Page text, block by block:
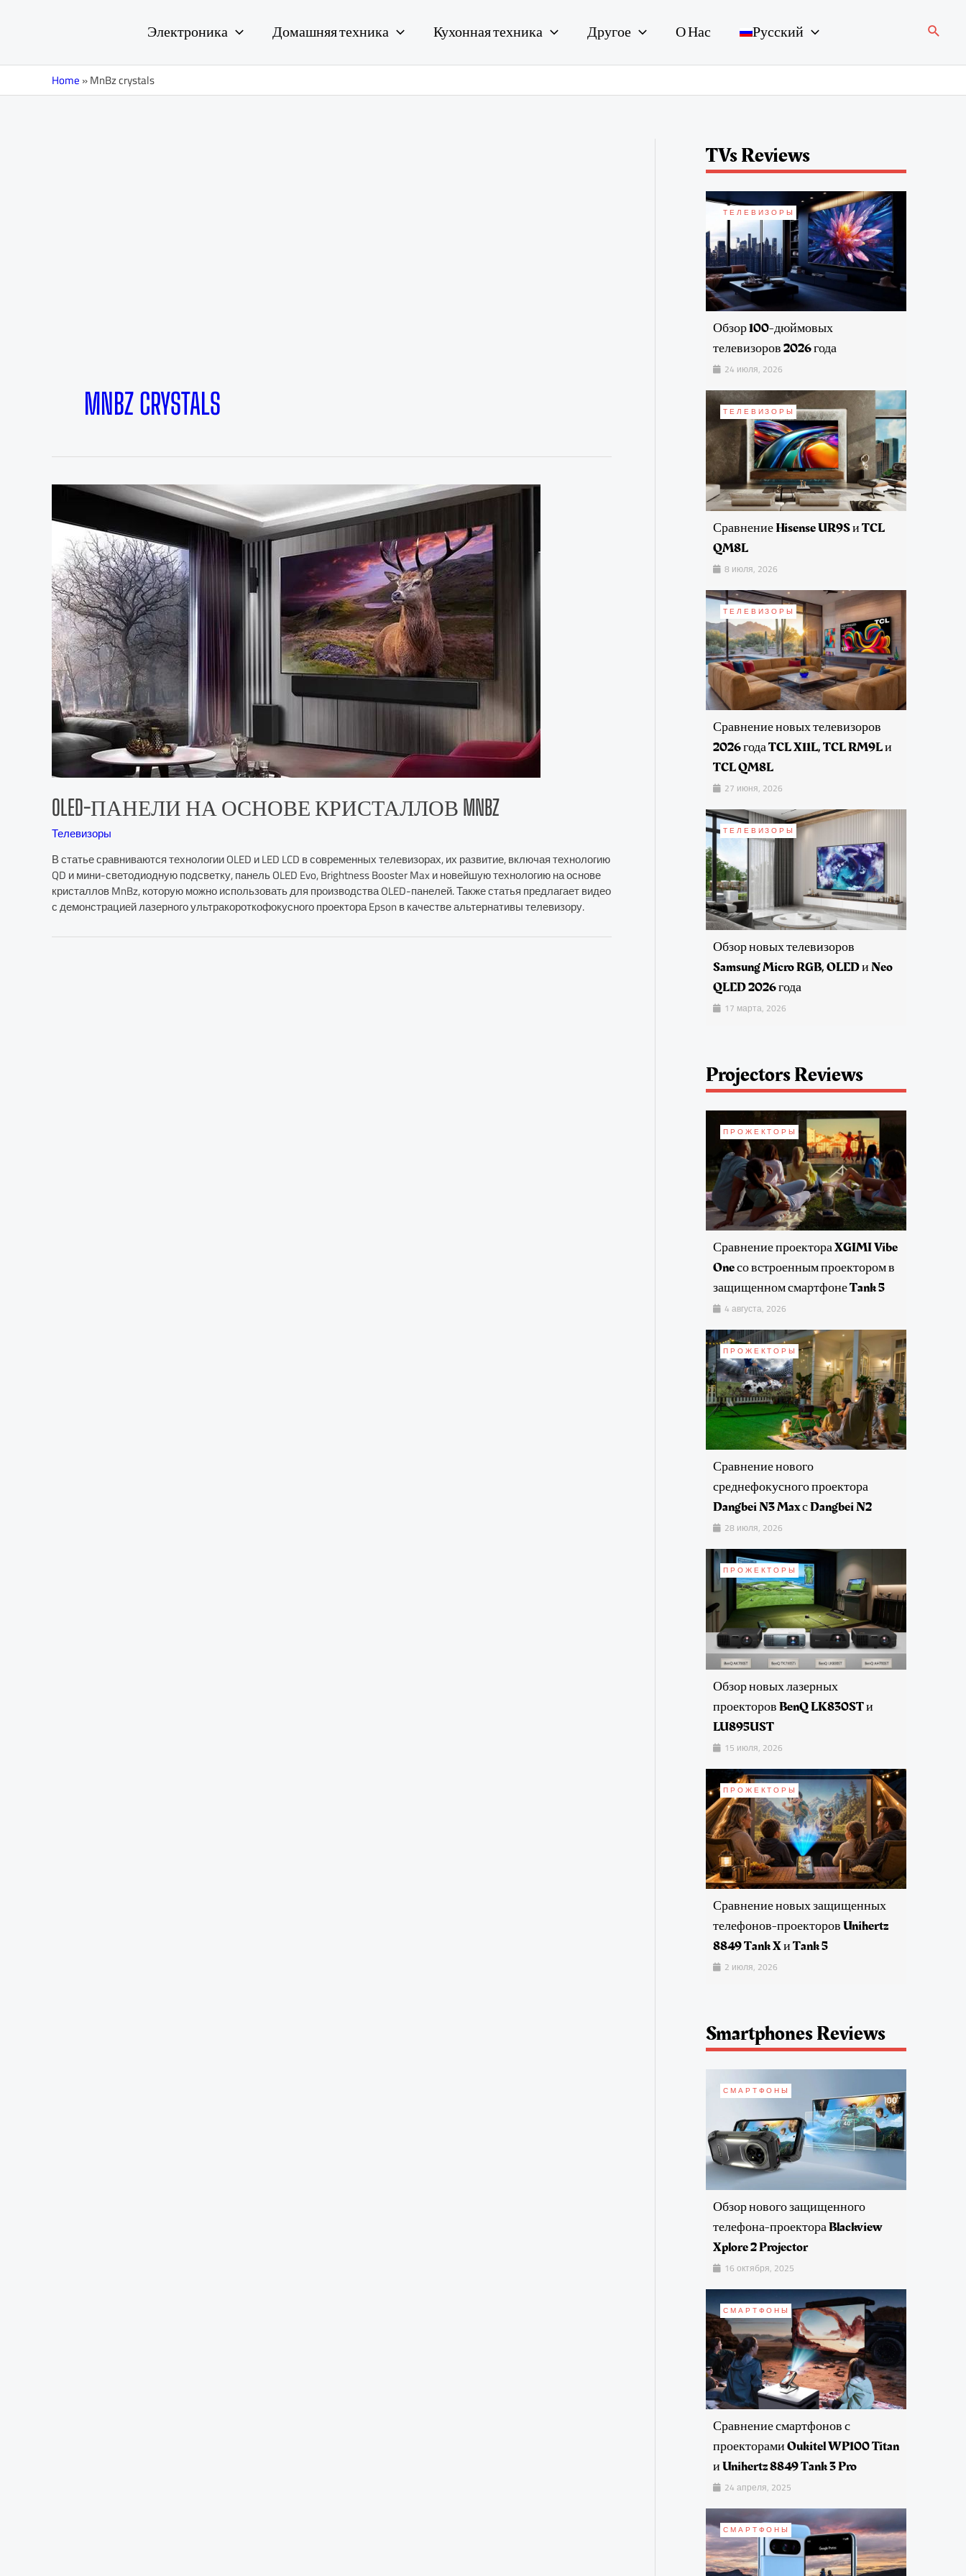
Электроника Домашняя техника Кухонная техника Другое О Нас Русский Поиск
Home»MnBz crystals
MNBZ CRYSTALS
OLED-ПАНЕЛИ НА ОСНОВЕ КРИСТАЛЛОВ MNBZ
Телевизоры
В статье сравниваются технологии OLED и LED LCD в современных телевизорах, их развитие, включая технологию
QD и мини-светодиодную подсветку, панель OLED Evo, Brightness Booster Max и новейшую технологию на основе
кристаллов MnBz, которую можно использовать для производства OLED-панелей. Также статья предлагает видео
с демонстрацией лазерного ультракороткофокусного проектора Epson в качестве альтернативы телевизору.
TVs Reviews
ТЕЛЕВИЗОРЫ
Обзор 100-дюймовых
телевизоров 2026 года
24 июля, 2026
ТЕЛЕВИЗОРЫ
Сравнение Hisense UR9S и TCL
QM8L
8 июля, 2026
ТЕЛЕВИЗОРЫ
Сравнение новых телевизоров
2026 года TCL X11L, TCL RM9L и
TCL QM8L
27 июня, 2026
ТЕЛЕВИЗОРЫ
Обзор новых телевизоров
Samsung Micro RGB, OLED и Neo
QLED 2026 года
17 марта, 2026
Projectors Reviews
ПРОЖЕКТОРЫ
Сравнение проектора XGIMI Vibe
One со встроенным проектором в
защищенном смартфоне Tank 5
4 августа, 2026
ПРОЖЕКТОРЫ
Сравнение нового
среднефокусного проектора
Dangbei N3 Max с Dangbei N2
28 июля, 2026
ПРОЖЕКТОРЫ
Обзор новых лазерных
проекторов BenQ LK830ST и
LU895UST
15 июля, 2026
ПРОЖЕКТОРЫ
Сравнение новых защищенных
телефонов-проекторов Unihertz
8849 Tank X и Tank 5
2 июля, 2026
Smartphones Reviews
СМАРТФОНЫ
Обзор нового защищенного
телефона-проектора Blackview
Xplore 2 Projector
16 октября, 2025
СМАРТФОНЫ
Сравнение смартфонов с
проекторами Oukitel WP100 Titan
и Unihertz 8849 Tank 3 Pro
24 апреля, 2025
СМАРТФОНЫ